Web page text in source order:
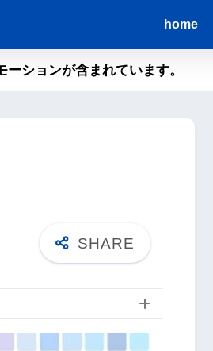
home
ションが含まれています。